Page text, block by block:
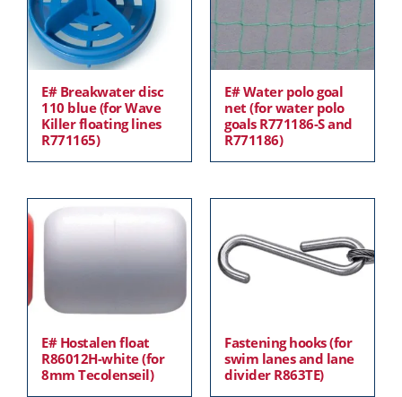
E# Breakwater disc
110 blue (for Wave
Killer floating lines
R771165)
E# Water polo goal
net (for water polo
goals R771186-S and
R771186)
E# Hostalen float
R86012H-white (for
8mm Tecolenseil)
Fastening hooks (for
swim lanes and lane
divider R863TE)